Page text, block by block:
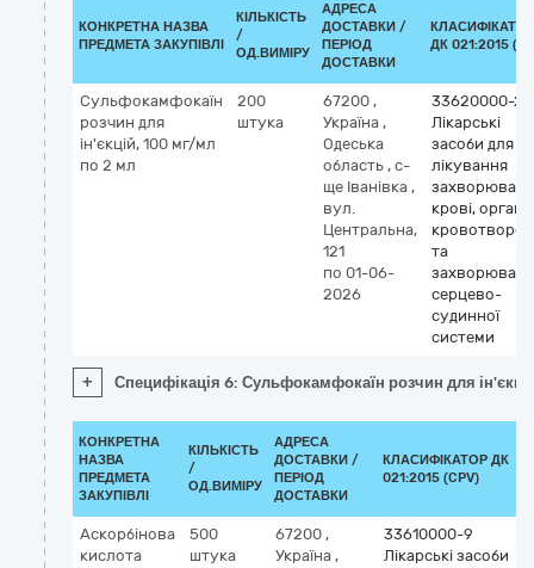
КОНКРЕТНА НАЗВА
ПРЕДМЕТА ЗАКУПІВЛІ
КІЛЬКІСТЬ
/
ОД.ВИМІРУ
АДРЕСА
ДОСТАВКИ /
ПЕРІОД
ДОСТАВКИ
КЛАСИФІКАТОР
ДК 021:2015
Сульфокамфокаїн
розчин для
ін'єкцій, 100 мг/мл
по 2 мл
200
штука
67200 ,
Україна ,
Одеська
область , с-
ще Іванівка ,
вул.
Центральна,
121
по 01-06-
2026
33620000-2
Лікарські
засоби для
лікування
захворювань
крові,
та
захворювань
серцево-
судинної
системи
+ Специфікація 6: Сульфокамфокаїн розчин для
КОНКРЕТНА
НАЗВА
ПРЕДМЕТА
ЗАКУПІВЛІ
КІЛЬКІСТЬ
/
ОД.ВИМІРУ
АДРЕСА
ДОСТАВКИ /
ПЕРІОД
ДОСТАВКИ
КЛАСИФІКАТОР ДК
021:2015 (CPV)
Аскорбінова
кислота
500
штука
67200 ,
Україна ,
33610000-9
Лікарські засоби